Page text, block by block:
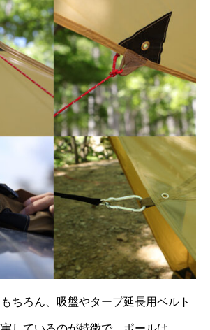
ちろん、吸盤やタープ延長用ベルト